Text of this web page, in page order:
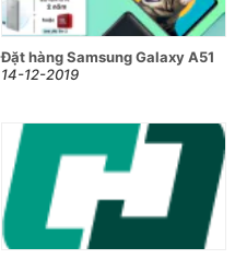
Đặt hàng Samsung Galaxy A51
14-12-2019